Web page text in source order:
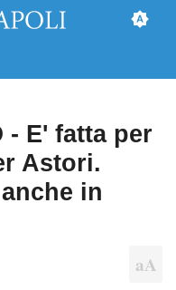
- E' fatta per
Astori.
in